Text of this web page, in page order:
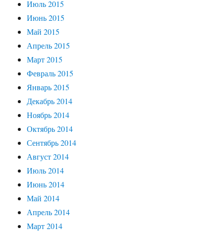
Июль 2015
Июнь 2015
Май 2015
Апрель 2015
Март 2015
Февраль 2015
Январь 2015
Декабрь 2014
Ноябрь 2014
Октябрь 2014
Сентябрь 2014
Август 2014
Июль 2014
Июнь 2014
Май 2014
Апрель 2014
Март 2014